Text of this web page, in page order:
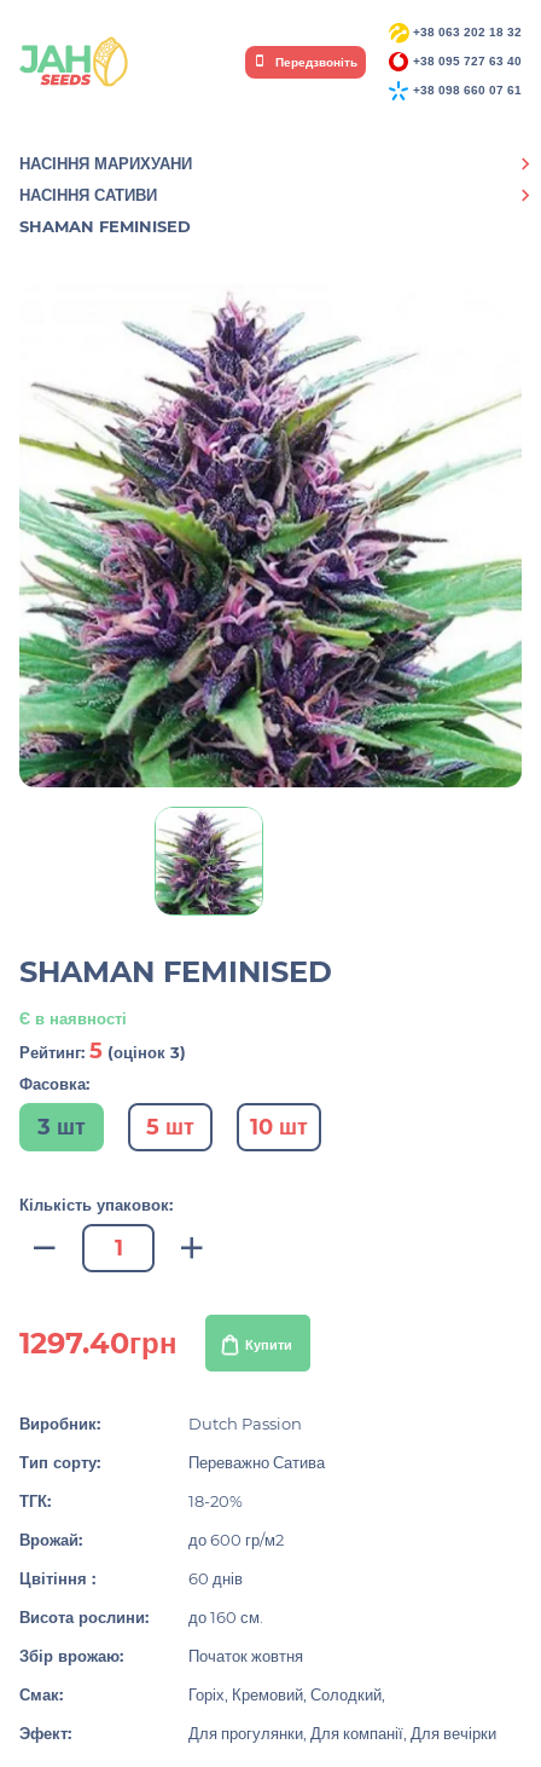
+38 063 202 18 32
+38 095 727 63 40
+38 098 660 07 61
Передзвоніть
НАСІННЯ МАРИХУАНИ
НАСІННЯ САТИВИ
SHAMAN FEMINISED
SHAMAN FEMINISED
Є в наявності
Рейтинг: 5 (оцінок 3)
Фасовка:
3 шт 5 шт 10 шт
Кількість упаковок:
1297.40грн Купити
Виробник:
Dutch Passion
Тип сорту:
Переважно Сатива
ТГК:
18-20%
Врожай:
до 600 гр/м2
Цвітіння :
60 днів
Висота рослини:
до 160 см.
Збір врожаю:
Початок жовтня
Смак:
Горіх, Кремовий, Солодкий,
Эфект:
Для прогулянки, Для компанії, Для вечірки